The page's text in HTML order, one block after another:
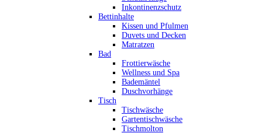
Inkontinenzschutz
Bettinhalte
Kissen und Pfulmen
Duvets und Decken
Matratzen
Bad
Frottierwäsche
Wellness und Spa
Bademäntel
Duschvorhänge
Tisch
Tischwäsche
Gartentischwäsche
Tischmolton